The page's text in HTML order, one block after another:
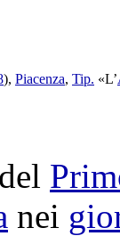
), Piacenza, Tip. «L’
del
nei